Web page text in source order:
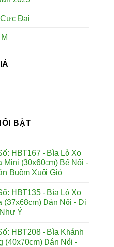
Cực Đại
BẬT
HBT167 - Bìa Lò Xo
Mini (30x60cm) Bế Nổi -
Buồm Xuôi Gió
HBT135 - Bìa Lò Xo
(37x68cm) Dán Nổi - Di
Ý
HBT208 - Bìa Khánh
(40x70cm) Dán Nổi -